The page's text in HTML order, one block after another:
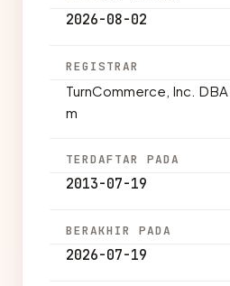
2026-08-02
REGISTRAR
TurnCommerce, Inc.
m
TERDAFTAR PADA
2013-07-19
BERAKHIR PADA
2026-07-19